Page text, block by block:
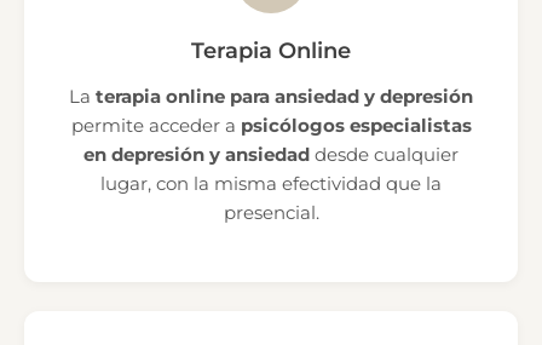
Terapia Online
La terapia online para ansiedad y depresión
permite acceder a psicólogos especialistas
en depresión y ansiedad desde cualquier
lugar, con la misma efectividad que la
presencial.